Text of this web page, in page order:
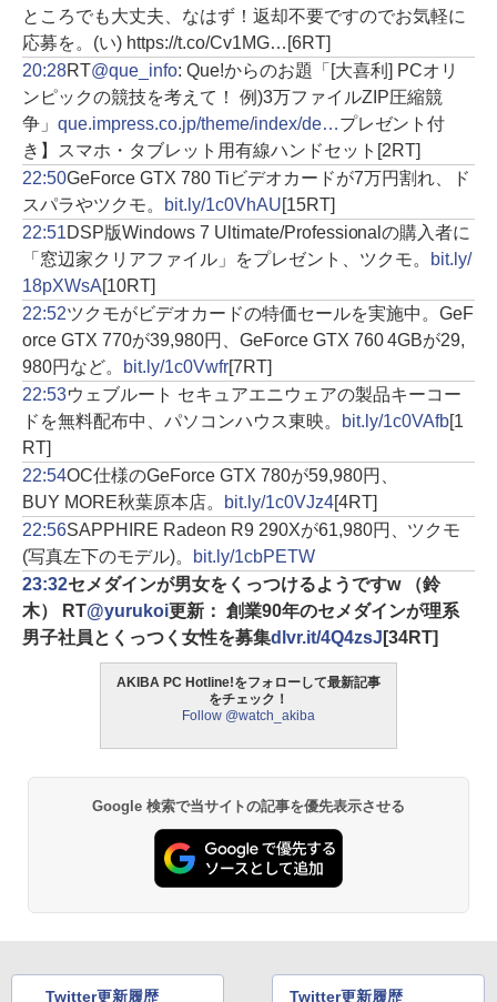
ところでも大丈夫、なはず！返却不要ですのでお気軽に
応募を。(い) https://t.co/Cv1MG… [6RT]
20:28RT@que_info: Que!からのお題「[大喜利] PCオリ
ンピックの競技を考えて！ 例)3万ファイルZIP圧縮競
争」 que.impress.co.jp/theme/index/de…プレゼント付
き】スマホ・タブレット用有線ハンドセット [2RT]
22:50GeForce GTX 780 Tiビデオカードが7万円割れ、ド
スパラやツクモ。
bit.ly/1c0VhAU[15RT]
22:51DSP版Windows 7 Ultimate/Professionalの購入者に
「窓辺家クリアファイル」をプレゼント、ツクモ。
bit.ly/
18pXWsA[10RT]
22:52ツクモがビデオカードの特価セールを実施中。GeF
orce GTX 770が39,980円、GeForce GTX 760 4GBが29,
980円など。
bit.ly/1c0Vwfr[7RT]
22:53ウェブルート セキュアエニウェアの製品キーコー
ドを無料配布中、パソコンハウス東映。
bit.ly/1c0VAfb[1
RT]
22:54OC仕様のGeForce GTX 780が59,980円、
BUY MORE秋葉原本店。
bit.ly/1c0VJz4[4RT]
22:56SAPPHIRE Radeon R9 290Xが61,980円、ツクモ
(写真左下のモデル)。
bit.ly/1cbPETW
23:32セメダインが男女をくっつけるようですw （鈴
木） RT@yurukoi更新： 創業90年のセメダインが理系
男子社員とくっつく女性を募集dlvr.it/4Q4zsJ [34RT]
AKIBA PC Hotline!をフォローして最新記事
をチェック！
Follow @watch_akiba
Google 検索で当サイトの記事を優先表示させる
Twitter更新履歴 Twitter更新履歴